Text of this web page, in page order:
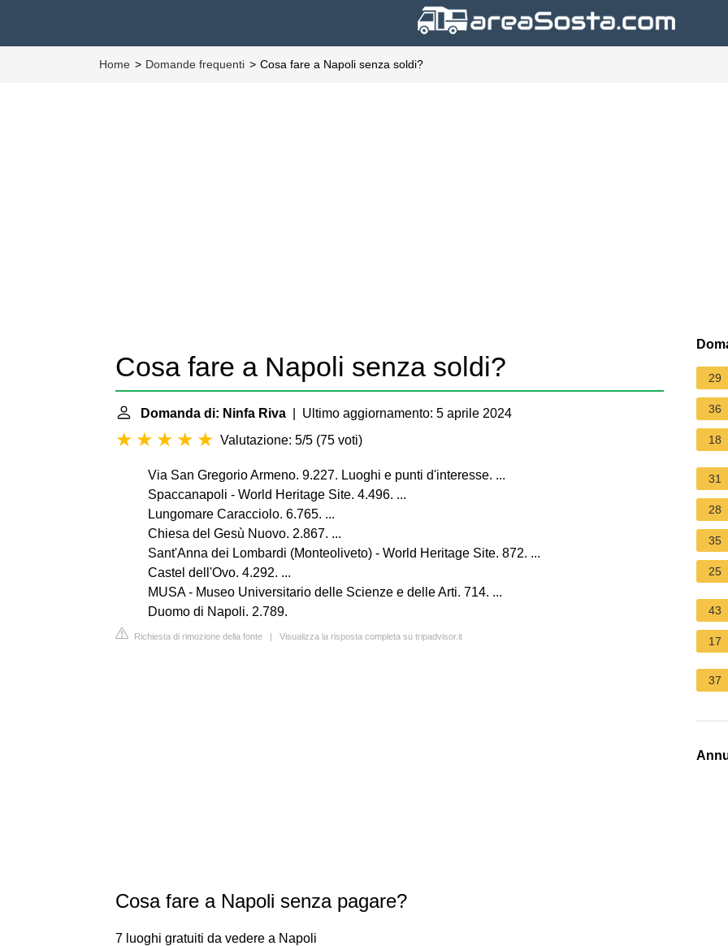
Home Domande frequenti Cosa fare a Napoli senza soldi?
Cosa fare a Napoli senza soldi?
Domanda di: Ninfa Riva | Ultimo aggiornamento: 5 aprile 2024
Valutazione: 5/5 (75 voti)
Via San Gregorio Armeno. 9.227. Luoghi e punti d'interesse. ...
Spaccanapoli - World Heritage Site. 4.496. ...
Lungomare Caracciolo. 6.765. ...
Chiesa del Gesù Nuovo. 2.867. ...
Sant'Anna dei Lombardi (Monteoliveto) - World Heritage Site. 872. ...
Castel dell'Ovo. 4.292. ...
MUSA - Museo Universitario delle Scienze e delle Arti. 714. ...
Duomo di Napoli. 2.789.
Richiesta di rimozione della fonte | Visualizza la risposta completa su tripadvisor.it
Cosa fare a Napoli senza pagare?
7 luoghi gratuiti da vedere a Napoli
29
36
18
31
28
35
25
43
17
37